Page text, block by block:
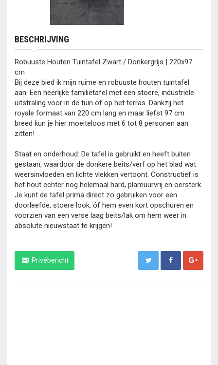
BESCHRIJVING
Robuuste Houten Tuintafel Zwart / Donkergrijs | 220x97
cm
Bij deze bied ik mijn ruime en robuuste houten tuintafel
aan. Een heerlijke familietafel met een stoere, industriële
uitstraling voor in de tuin of op het terras. Dankzij het
royale formaat van 220 cm lang en maar liefst 97 cm
breed kun je hier moeiteloos met 6 tot 8 personen aan
zitten!
Staat en onderhoud: De tafel is gebruikt en heeft buiten
gestaan, waardoor de donkere beits/verf op het blad wat
weersinvloeden en lichte vlekken vertoont. Constructief is
het hout echter nog helemaal hard, plamuurvrij en oersterk.
Je kunt de tafel prima direct zo gebruiken voor een
doorleefde, stoere look, óf hem even kort opschuren en
voorzien van een verse laag beits/lak om hem weer in
absolute nieuwstaat te krijgen!
Privébericht